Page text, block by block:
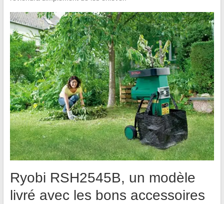
Ryobi RSH2545B, un modèle
livré avec les bons accessoires